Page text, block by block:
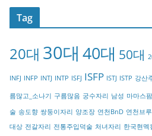
t
o
y
Tag
20대 30대 40대 50대
INFJ INFP INTJ INTP ISFJ ISFP ISTJ ISTP 강산
름많고_소나기 구름많음 궁수자리 남성 마마스팜
술 송도향 쌍둥이자리 양조장 연천BnD 연천브루
대상 전갈자리 전통주입덕술 처녀자리 한국현멕